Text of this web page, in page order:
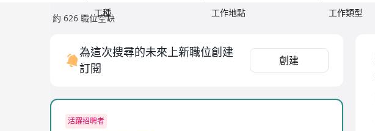
工種 工作地點 工作類型
約 626 職位空缺
為這次搜尋的未來上新職位創建
訂閱
創建
活躍招聘者